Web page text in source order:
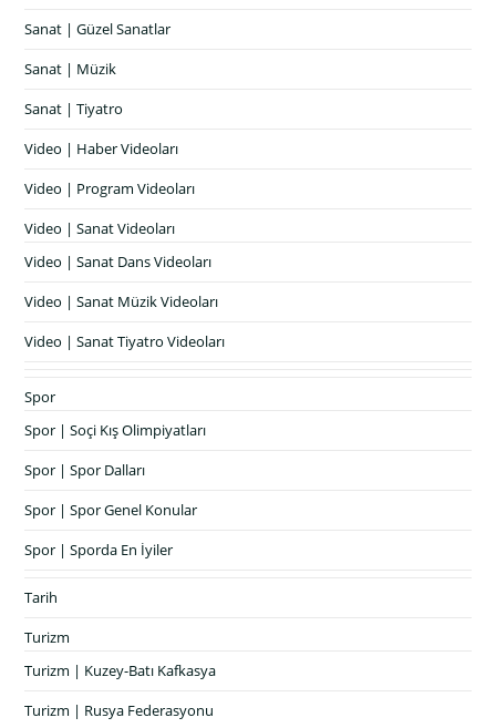
Sanat | Güzel Sanatlar
Sanat | Müzik
Sanat | Tiyatro
Video | Haber Videoları
Video | Program Videoları
Video | Sanat Videoları
Video | Sanat Dans Videoları
Video | Sanat Müzik Videoları
Video | Sanat Tiyatro Videoları
Spor
Spor | Soçi Kış Olimpiyatları
Spor | Spor Dalları
Spor | Spor Genel Konular
Spor | Sporda En İyiler
Tarih
Turizm
Turizm | Kuzey-Batı Kafkasya
Turizm | Rusya Federasyonu